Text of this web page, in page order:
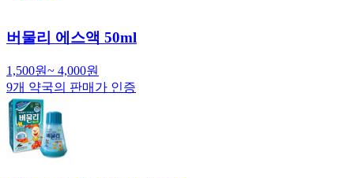
버물리 에스액 50ml
1,500원~ 4,000원
9개 약국의 판매가 인증